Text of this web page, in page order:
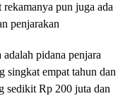
pun juga ada
penjarakan
pidana penjara
singkat empat tahun dan
sedikit Rp 200 juta dan